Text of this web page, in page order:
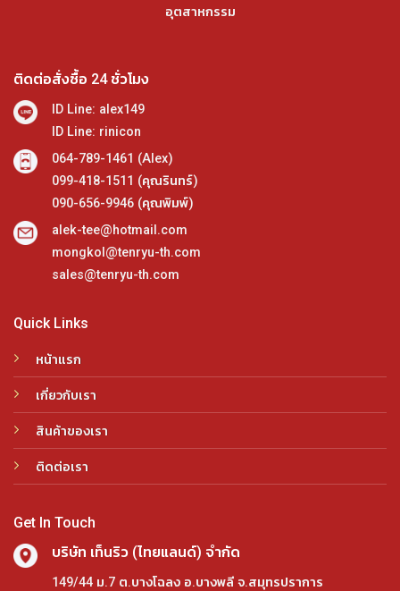
อุตสาหกรรม
Quick Links
หน้าแรก
เกี่ยวกับเรา
สินค้าของเรา
ติดต่อเรา
ติดต่อสั่งซื้อ 24 ชั่วโมง
ID Line: alex149
ID Line: rinicon
064-789-1461 (Alex)
099-418-1511 (คุณรินทร์)
090-656-9946 (คุณพิมพ์)
alek-tee@hotmail.com
mongkol@tenryu-th.com
sales@tenryu-th.com
Get In Touch
บริษัท เท็นริว (ไทยแลนด์) จำกัด
149/44 ม.7 ต.บางโฉลง อ.บางพลี จ.สมุทรปราการ